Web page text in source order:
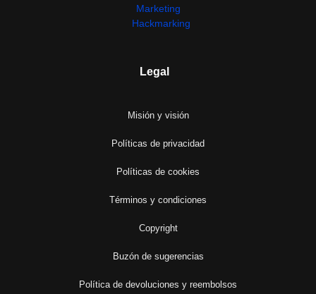
Legal
Misión y visión
Políticas de privacidad
Políticas de cookies
Términos y condiciones
Copyright
Buzón de sugerencias
Política de devoluciones y reembolsos